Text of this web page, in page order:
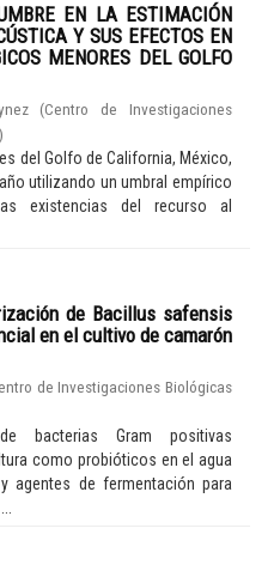
EN LA ESTIMACIÓN
Y SUS EFECTOS EN
MENORES DEL GOLFO
(Centro de Investigaciones
)
del Golfo de California, México,
utilizando un umbral empírico
existencias del recurso al
de Bacillus safensis
en el cultivo de camarón
de Investigaciones Biológicas
bacterias Gram positivas
como probióticos en el agua
agentes de fermentación para